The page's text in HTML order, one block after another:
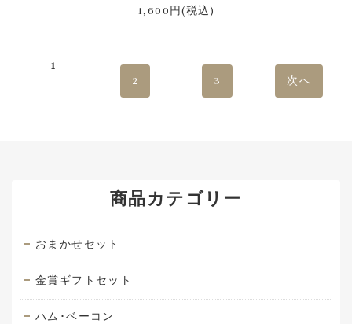
1,600円(税込)
1
2
3 次へ
商品カテゴリー
おまかせセット
金賞ギフトセット
ハム･ベーコン